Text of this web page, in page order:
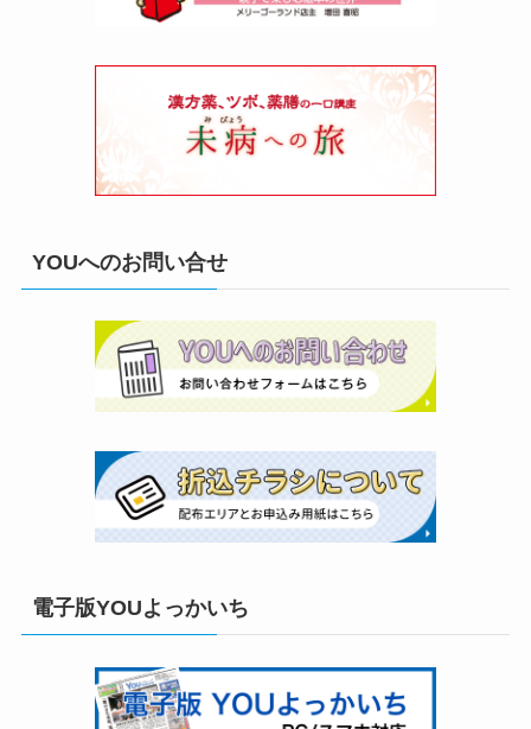
YOUへのお問い合せ
電子版YOUよっかいち